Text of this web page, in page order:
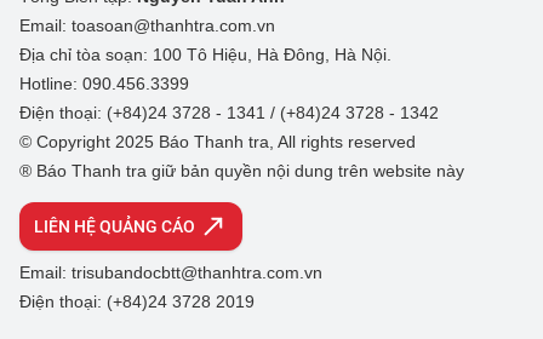
Email: toasoan@thanhtra.com.vn
Địa chỉ tòa soạn: 100 Tô Hiệu, Hà Đông, Hà Nội.
Hotline: 090.456.3399
Điện thoại: (+84)24 3728 - 1341 / (+84)24 3728 - 1342
© Copyright 2025 Báo Thanh tra, All rights reserved
® Báo Thanh tra giữ bản quyền nội dung trên website này
LIÊN HỆ QUẢNG CÁO
Email: trisubandocbtt@thanhtra.com.vn
Điện thoại: (+84)24 3728 2019